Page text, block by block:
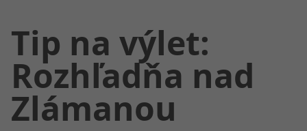
Tip na výlet:
Rozhľadňa nad
Zlámanou